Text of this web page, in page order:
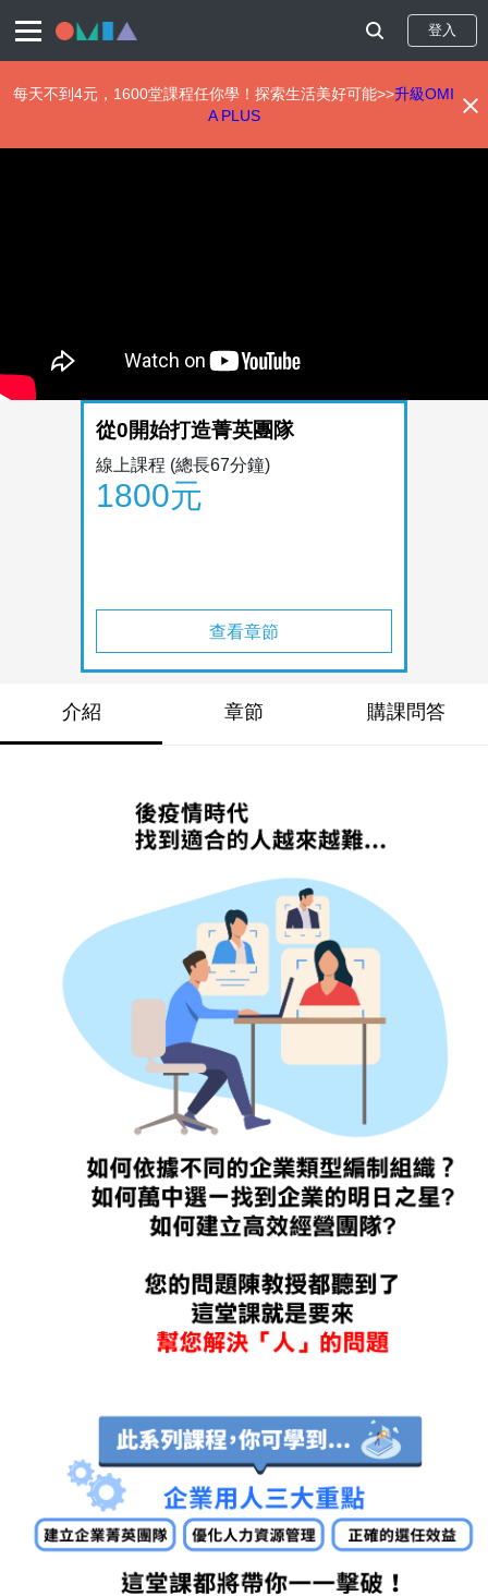
登入
每天不到4元，1600堂課程任你學！探索生活美好可能>>升級OMI
A PLUS
從0開始打造菁英團隊
線上課程 (總長67分鐘)
1800元
查看章節
介紹 章節 購課問答